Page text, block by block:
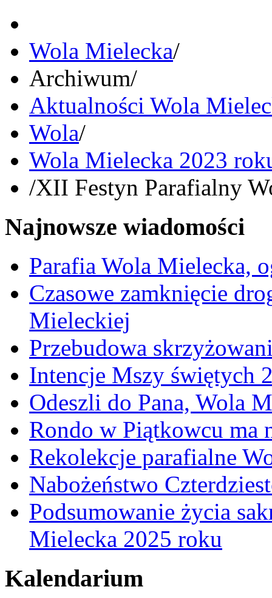
Wola Mielecka/
Archiwum/
Aktualności Wola
Wola/
Wola Mielecka 2023
/XII Festyn Parafialny
Najnowsze wiadomości
Parafia Wola Mielecka,
Czasowe zamknięcie
Mieleckiej
Przebudowa
Intencje Mszy świętych
Odeszli do Pana, Wola
Rondo w Piątkowcu ma
Rekolekcje parafialne
Nabożeństwo
Podsumowanie życia
Mielecka 2025 roku
Kalendarium